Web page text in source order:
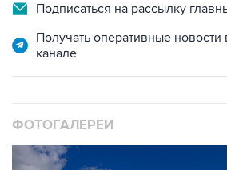
Подписаться на рассылку
Получать оперативные
канале
ФОТОГАЛЕРЕИ